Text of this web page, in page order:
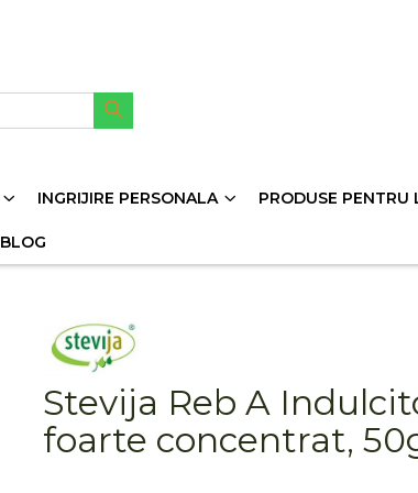
INGRIJIRE PERSONALA PRODUSE PENTRU
BLOG
Stevija Reb A
foarte concentrat,